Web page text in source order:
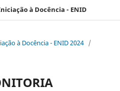
à Docência - ENID
à Docência - ENID 2024 /